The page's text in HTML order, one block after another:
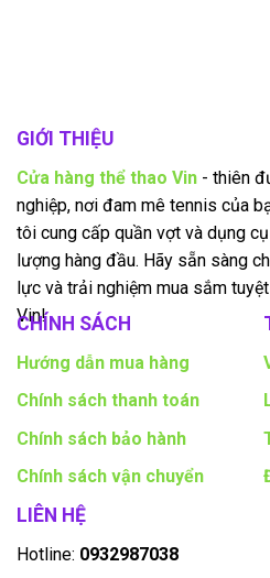
GIỚI THIỆU
Cửa hàng thể thao Vin - thiên
nghiệp, nơi đam mê tennis của
tôi cung cấp quần vợt và dụng
lượng hàng đầu. Hãy sẵn sàng
lực và trải nghiệm mua sắm
Vin!
CHÍNH SÁCH
Hướng dẫn mua hàng
Chính sách thanh toán
Chính sách bảo hành
Chính sách vận chuyển
LIÊN HỆ
Hotline: 0932987038